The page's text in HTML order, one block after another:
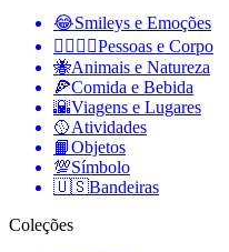
😂Smileys e Emoções
👩‍❤️‍💋‍👨Pessoas e Corpo
🐝Animais e Natureza
🍕Comida e Bebida
🌇Viagens e Lugares
🥎Atividades
📙Objetos
💯Símbolo
🇺🇸Bandeiras
Coleções